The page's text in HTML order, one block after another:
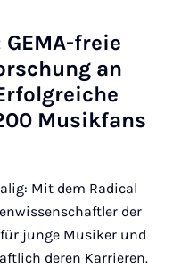
freie
an
Mu­sikfans
Mit dem Radical
der
junge Musiker und
deren Karrieren.